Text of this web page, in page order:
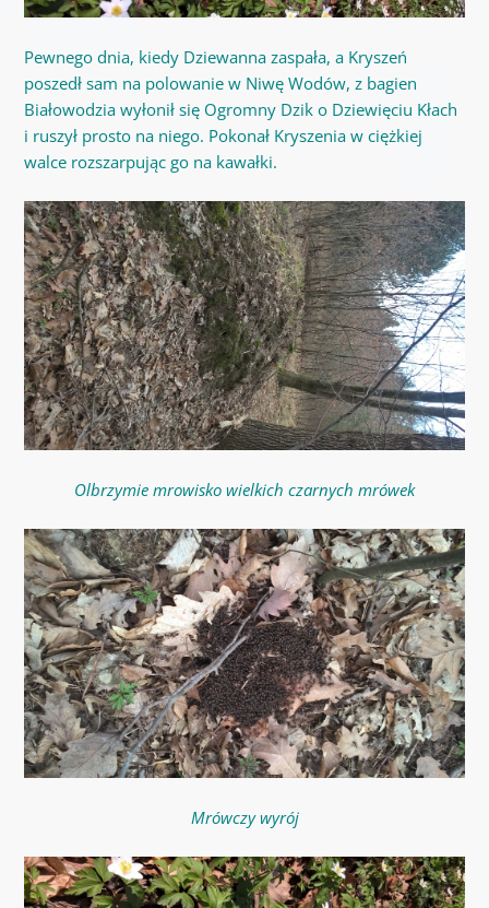
Pewnego dnia, kiedy Dziewanna zaspała, a Kryszeń
poszedł sam na polowanie w Niwę Wodów, z bagien
Białowodzia wyłonił się Ogromny Dzik o Dziewięciu Kłach
i ruszył prosto na niego. Pokonał Kryszenia w ciężkiej
walce rozszarpując go na kawałki.
Olbrzymie mrowisko wielkich czarnych mrówek
Mrówczy wyrój